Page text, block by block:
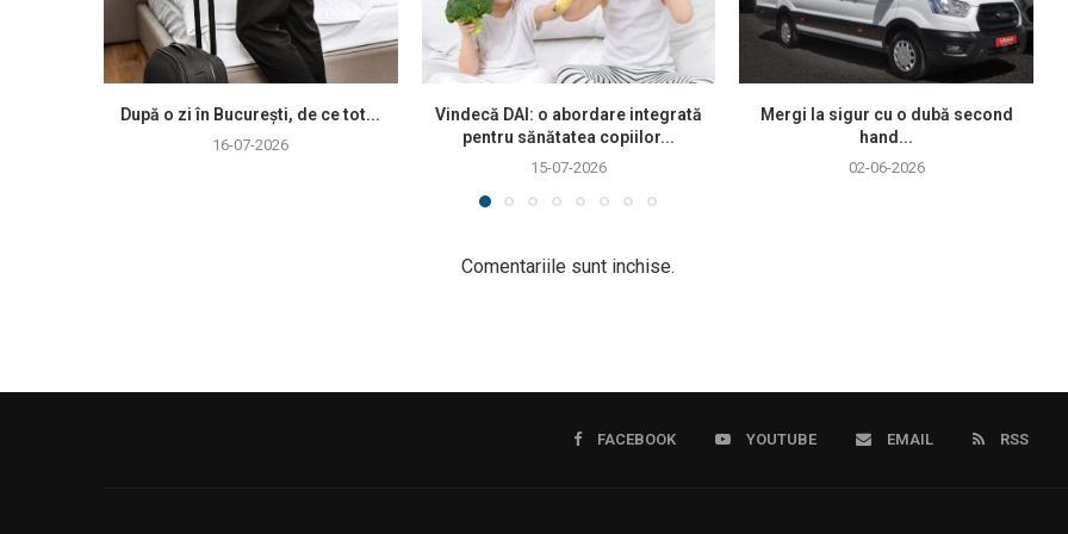
După o zi în București, de ce tot...
16-07-2026
Vindecă DAI: o abordare integrată
pentru sănătatea copiilor...
15-07-2026
Mergi la sigur cu o dubă second
hand...
02-06-2026
Comentariile sunt inchise.
FACEBOOK YOUTUBE EMAIL RSS